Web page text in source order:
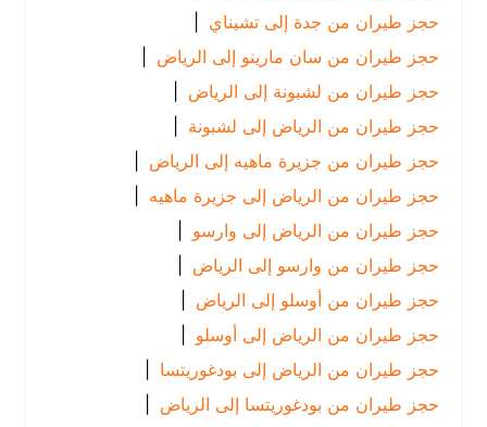
حجز طيران من جدة إلى تشيناي |
حجز طيران من سان مارينو إلى الرياض
|
حجز طيران من لشبونة إلى الرياض
|
حجز طيران من الرياض إلى لشبونة |
حجز طيران من جزيرة ماهيه إلى الرياض
|
حجز طيران من الرياض إلى جزيرة ماهيه |
حجز طيران من الرياض إلى وارسو
|
حجز طيران من وارسو إلى الرياض
|
حجز طيران من أوسلو إلى الرياض
|
حجز طيران من الرياض إلى أوسلو
|
حجز طيران من الرياض إلى بودغوريتسا
|
حجز طيران من بودغوريتسا إلى الرياض
|